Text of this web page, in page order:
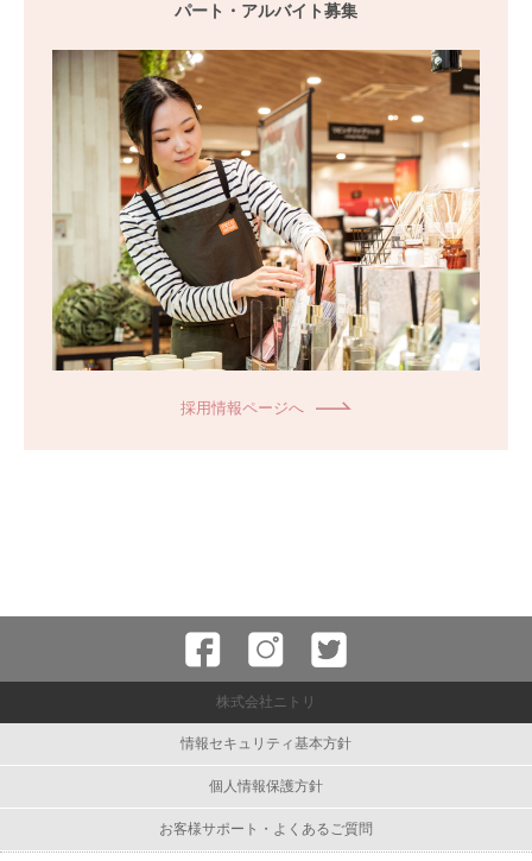
パート・アルバイト募集
採用情報ページへ
株式会社ニトリ
情報セキュリティ基本方針
個人情報保護方針
お客様サポート・よくあるご質問